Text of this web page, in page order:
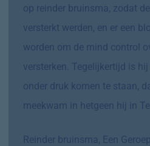
op reinder bruinsma, zodat
versterkt werden, en er een
worden om de mind control
versterken. Tegelijkertijd is
onder druk komen te staan,
meekwam in hetgeen hij in
Reinder bruinsma, Een